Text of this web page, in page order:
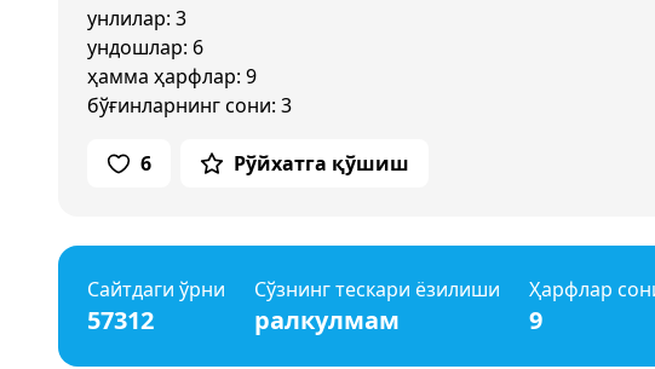
унлилар: 3
ундошлар: 6
ҳамма ҳарфлар: 9
бўғинларнинг сони: 3
6 Рўйхатга қўшиш
Сайтдаги ўрни
57312
Сўзнинг тескари ёзилиши
ралкулмам
Ҳарфлар
9